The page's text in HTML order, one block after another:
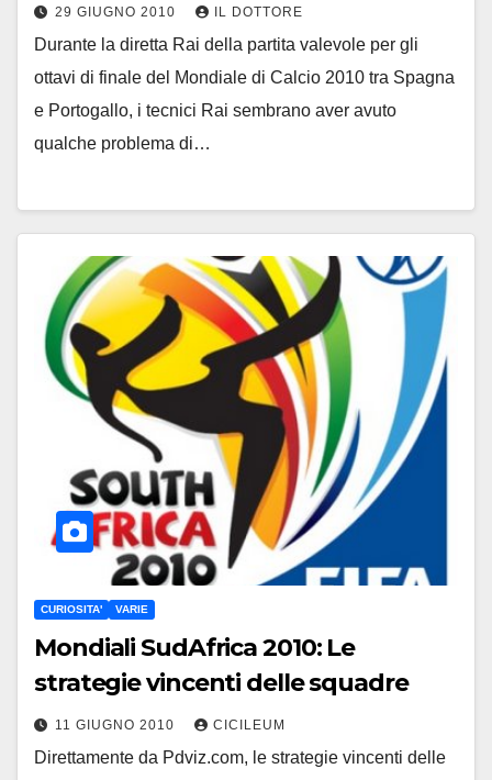
29 GIUGNO 2010 IL DOTTORE
Durante la diretta Rai della partita valevole per gli
ottavi di finale del Mondiale di Calcio 2010 tra Spagna
e Portogallo, i tecnici Rai sembrano aver avuto
qualche problema di…
CURIOSITA' VARIE
Mondiali SudAfrica 2010: Le
strategie vincenti delle squadre
11 GIUGNO 2010 CICILEUM
Direttamente da Pdviz.com, le strategie vincenti delle